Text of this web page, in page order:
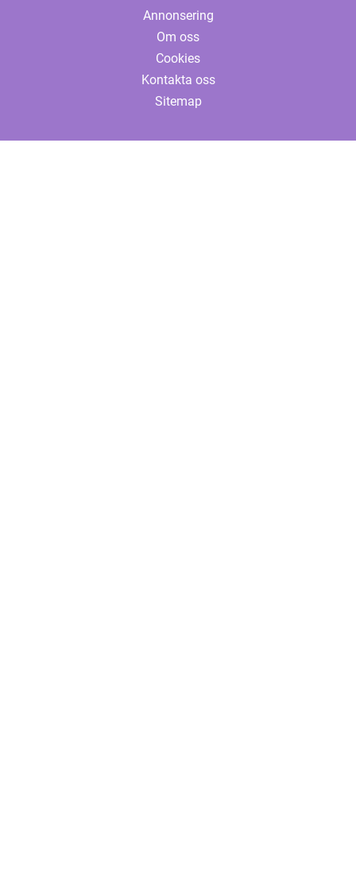
Annonsering
Om oss
Cookies
Kontakta oss
Sitemap